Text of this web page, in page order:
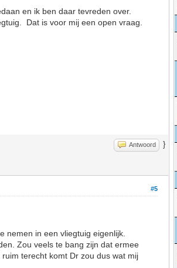
en ik ben daar tevreden over.
Dat is voor mij een open vraag.
Antwoord }
#5
nemen in een vliegtuig eigenlijk.
Zou veels te bang zijn dat ermee
terecht komt Dr zou dus wat mij